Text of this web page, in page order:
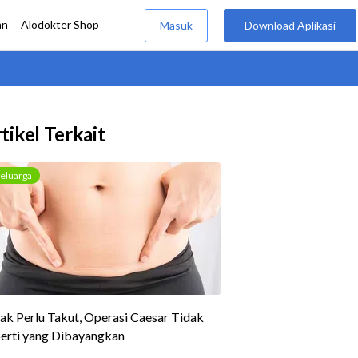
Terkait